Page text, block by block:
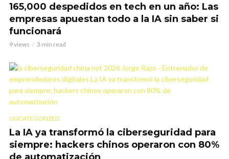
165,000 despedidos en tech en un año: Las
empresas apuestan todo a la IA sin saber si
funcionará
9 views 3 min read
UNCATEGORIZED
La IA ya transformó la ciberseguridad para
siempre: hackers chinos operaron con 80%